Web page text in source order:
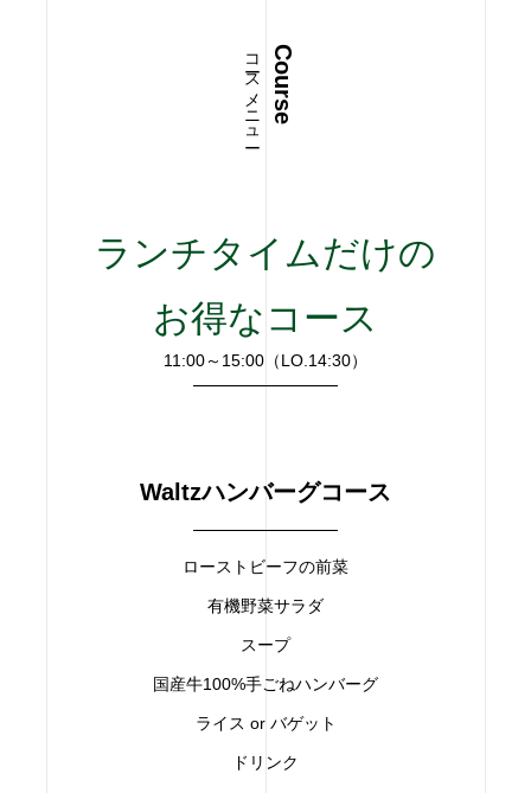
Course
コースメニュー
ランチタイムだけの
お得なコース
11:00～15:00（LO.14:30）
Waltzハンバーグコース
ローストビーフの前菜
有機野菜サラダ
スープ
国産牛100%手ごねハンバーグ
ライス or バゲット
ドリンク